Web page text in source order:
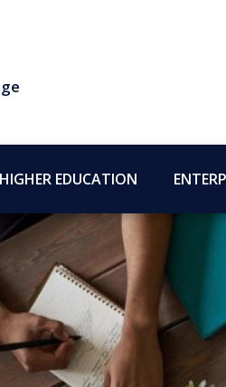
HIGHER EDUCATION